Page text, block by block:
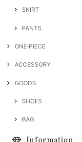
SKIRT
PANTS
ONE‐PIECE
ACCESSORY
GOODS
SHOES
BAG